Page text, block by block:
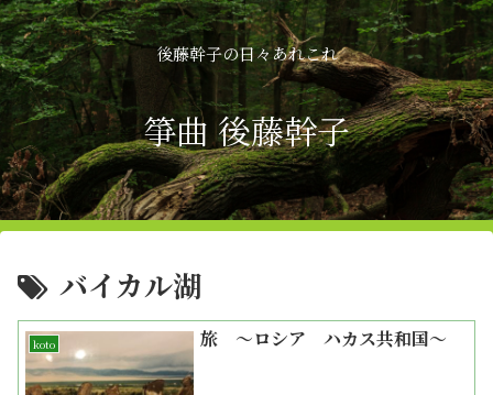
後藤幹子の日々あれこれ
箏曲 後藤幹子
バイカル湖
koto 旅 〜ロシア ハカス共和国〜